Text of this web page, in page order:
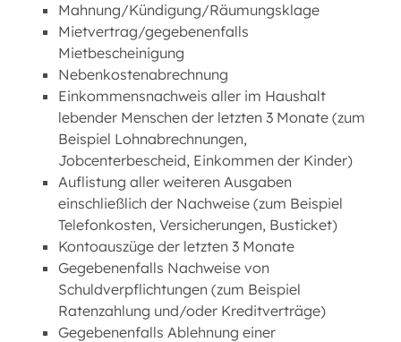
Mahnung/Kündigung/Räumungsklage
Mietvertrag/gegebenenfalls
Mietbescheinigung
Nebenkostenabrechnung
Einkommensnachweis aller im Haushalt
lebender Menschen der letzten 3 Monate (zum
Beispiel Lohnabrechnungen,
Jobcenterbescheid, Einkommen der Kinder)
Auflistung aller weiteren Ausgaben
einschließlich der Nachweise (zum Beispiel
Telefonkosten, Versicherungen, Busticket)
Kontoauszüge der letzten 3 Monate
Gegebenenfalls Nachweise von
Schuldverpflichtungen (zum Beispiel
Ratenzahlung und/oder Kreditverträge)
Gegebenenfalls Ablehnung einer